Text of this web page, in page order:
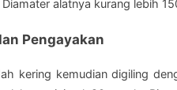
Diamater alatnya kurang lebih
Pengayakan
kering kemudian digiling